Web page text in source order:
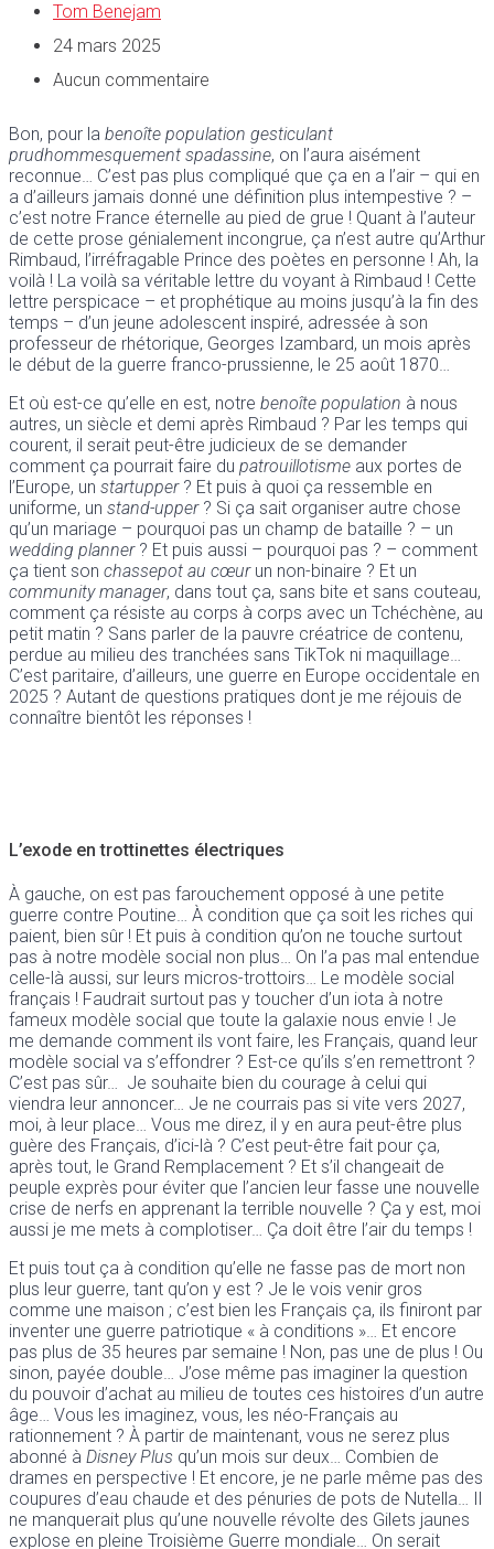
Tom Benejam
24 mars 2025
Aucun commentaire
Bon, pour la benoîte population gesticulant
prudhommesquement spadassine, on l’aura aisément
reconnue… C’est pas plus compliqué que ça en a l’air – qui en
a d’ailleurs jamais donné une définition plus intempestive ? –
c’est notre France éternelle au pied de grue ! Quant à l’auteur
de cette prose génialement incongrue, ça n’est autre qu’Arthur
Rimbaud, l’irréfragable Prince des poètes en personne ! Ah, la
voilà ! La voilà sa véritable lettre du voyant à Rimbaud ! Cette
lettre perspicace – et prophétique au moins jusqu’à la fin des
temps – d’un jeune adolescent inspiré, adressée à son
professeur de rhétorique, Georges Izambard, un mois après
le début de la guerre franco-prussienne, le 25 août 1870…
Et où est-ce qu’elle en est, notre benoîte population à nous
autres, un siècle et demi après Rimbaud ? Par les temps qui
courent, il serait peut-être judicieux de se demander
comment ça pourrait faire du patrouillotisme aux portes de
l’Europe, un startupper? Et puis à quoi ça ressemble en
uniforme, un stand-upper? Si ça sait organiser autre chose
qu’un mariage – pourquoi pas un champ de bataille ? – un
wedding planner? Et puis aussi – pourquoi pas ? – comment
ça tient son chassepot au cœurun non-binaire ? Et un
community manager, dans tout ça, sans bite et sans couteau,
comment ça résiste au corps à corps avec un Tchéchène, au
petit matin ? Sans parler de la pauvre créatrice de contenu,
perdue au milieu des tranchées sans TikTok ni maquillage…
C’est paritaire, d’ailleurs, une guerre en Europe occidentale en
2025 ? Autant de questions pratiques dont je me réjouis de
connaître bientôt les réponses !
L’exode en trottinettes électriques
À gauche, on est pas farouchement opposé à une petite
guerre contre Poutine… À condition que ça soit les riches qui
paient, bien sûr ! Et puis à condition qu’on ne touche surtout
pas à notre modèle social non plus… On l’a pas mal entendue
celle-là aussi, sur leurs micros-trottoirs… Le modèle social
français ! Faudrait surtout pas y toucher d’un iota à notre
fameux modèle social que toute la galaxie nous envie ! Je
me demande comment ils vont faire, les Français, quand leur
modèle social va s’effondrer ? Est-ce qu’ils s’en remettront ?
C’est pas sûr… Je souhaite bien du courage à celui qui
viendra leur annoncer… Je ne courrais pas si vite vers 2027,
moi, à leur place… Vous me direz, il y en aura peut-être plus
guère des Français, d’ici-là ? C’est peut-être fait pour ça,
après tout, le Grand Remplacement ? Et s’il changeait de
peuple exprès pour éviter que l’ancien leur fasse une nouvelle
crise de nerfs en apprenant la terrible nouvelle ? Ça y est, moi
aussi je me mets à complotiser… Ça doit être l’air du temps !
Et puis tout ça à condition qu’elle ne fasse pas de mort non
plus leur guerre, tant qu’on y est ? Je le vois venir gros
comme une maison ; c’est bien les Français ça, ils finiront par
inventer une guerre patriotique « à conditions »… Et encore
pas plus de 35 heures par semaine ! Non, pas une de plus ! Ou
sinon, payée double… J’ose même pas imaginer la question
du pouvoir d’achat au milieu de toutes ces histoires d’un autre
âge… Vous les imaginez, vous, les néo-Français au
rationnement ? À partir de maintenant, vous ne serez plus
abonné à Disney Plus qu’un mois sur deux… Combien de
drames en perspective ! Et encore, je ne parle même pas des
coupures d’eau chaude et des pénuries de pots de Nutella… Il
ne manquerait plus qu’une nouvelle révolte des Gilets jaunes
explose en pleine Troisième Guerre mondiale… On serait